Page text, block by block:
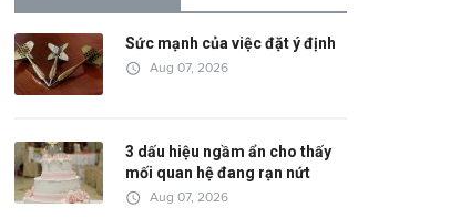
Sức mạnh của việc đặt ý định
access_time Aug 07, 2026
3 dấu hiệu ngầm ẩn cho thấy
mối quan hệ đang rạn nứt
access_time Aug 07, 2026